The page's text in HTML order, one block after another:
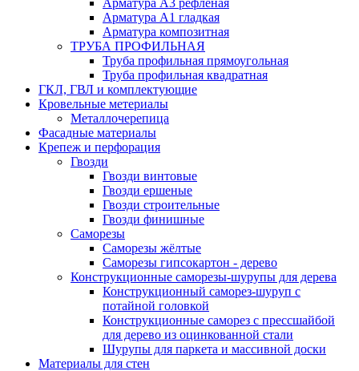
Арматура А1 гладкая
Арматура композитная
ТРУБА ПРОФИЛЬНАЯ
Труба профильная прямоугольная
Труба профильная квадратная
ГКЛ, ГВЛ и комплектующие
Кровельные метериалы
Металлочерепица
Фасадные материалы
Крепеж и перфорация
Гвозди
Гвозди винтовые
Гвозди ершеные
Гвозди строительные
Гвозди финишные
Саморезы
Саморезы жёлтые
Саморезы гипсокартон - дерево
Конструкционные саморезы-шурупы для дерева
Конструкционный саморез-шуруп с
потайной головкой
Конструкционные саморез с прессшайбой
для дерево из оцинкованной стали
Шурупы для паркета и массивной доски
Материалы для стен